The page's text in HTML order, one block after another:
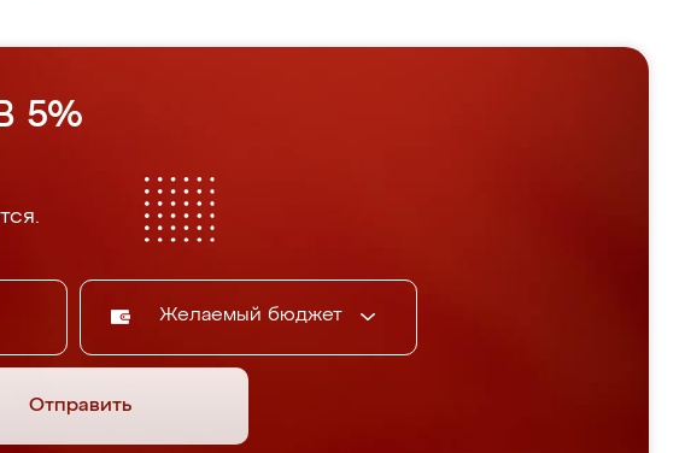
5%
Желаемый бюджет
Отправить